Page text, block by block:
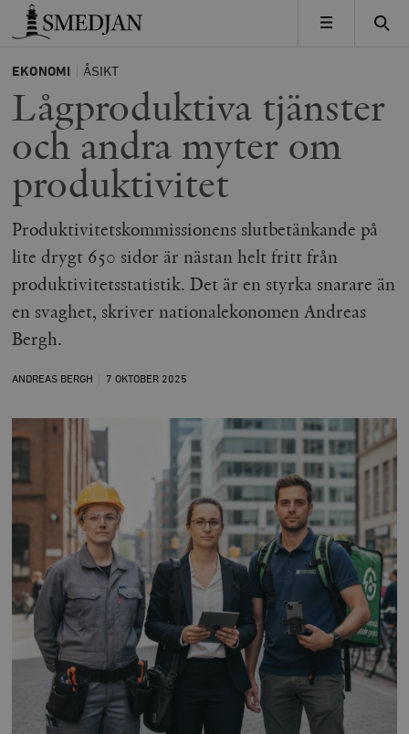
Timbro
MENY
EKONOMI ÅSIKT
Lågproduktiva tjänster
och andra myter om
produktivitet
Produktivitetskommissionens slutbetänkande på
lite drygt 650 sidor är nästan helt fritt från
produktivitetsstatistik. Det är en styrka snarare än
en svaghet, skriver nationalekonomen Andreas
Bergh.
ANDREAS BERGH 7 OKTOBER 2025